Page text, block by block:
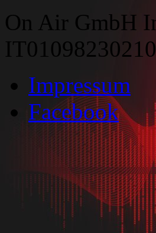
On Air GmbH
IT01098230210
Impressum
Facebook